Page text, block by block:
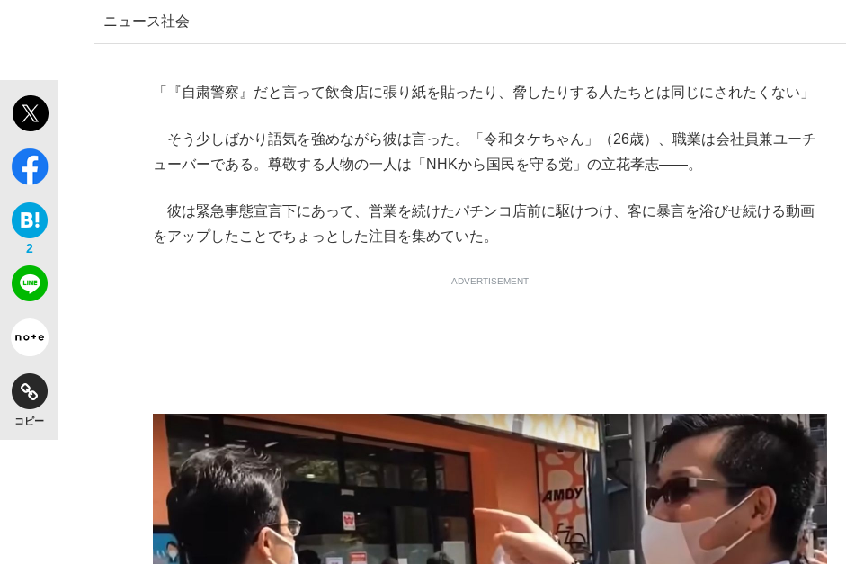
「目標達成できなかったからと言って…」サッカー日本代表・森保一監督...
もっと見る
ニュース社会
2
コピー
「『自粛警察』だと言って飲食店に張り紙を貼ったり、脅したりする人たちとは同じにされたくない」
そう少しばかり語気を強めながら彼は言った。「令和タケちゃん」（26歳）、職業は会社員兼ユーチ
ューバーである。尊敬する人物の一人は「NHKから国民を守る党」の立花孝志――。
彼は緊急事態宣言下にあって、営業を続けたパチンコ店前に駆けつけ、客に暴言を浴びせ続ける動画
をアップしたことでちょっとした注目を集めていた。
ADVERTISEMENT